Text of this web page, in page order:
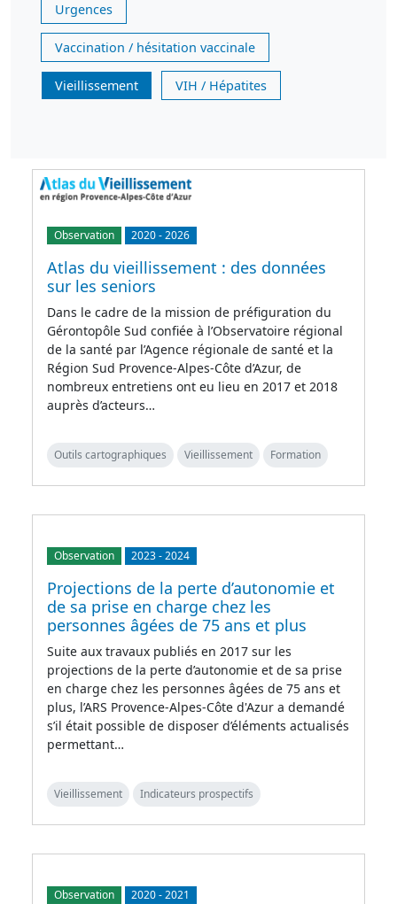
Urgences
Vaccination / hésitation vaccinale
Vieillissement VIH / Hépatites
Observation 2020-2026
Atlas du vieillissement : des données
sur les seniors
Dans le cadre de la mission de préfiguration du
Gérontopôle Sud confiée à l’Observatoire régional
de la santé par l’Agence régionale de santé et la
Région Sud Provence-Alpes-Côte d’Azur, de
nombreux entretiens ont eu lieu en 2017 et 2018
auprès d’acteurs…
Outils cartographiques Vieillissement Formation
Observation 2023-2024
Projections de la perte d’autonomie et
de sa prise en charge chez les
personnes âgées de 75 ans et plus
Suite aux travaux publiés en 2017 sur les
projections de la perte d’autonomie et de sa prise
en charge chez les personnes âgées de 75 ans et
plus, l’ARS Provence-Alpes-Côte d'Azur a demandé
s’il était possible de disposer d’éléments actualisés
permettant…
Vieillissement Indicateurs prospectifs
Observation 2020-2021